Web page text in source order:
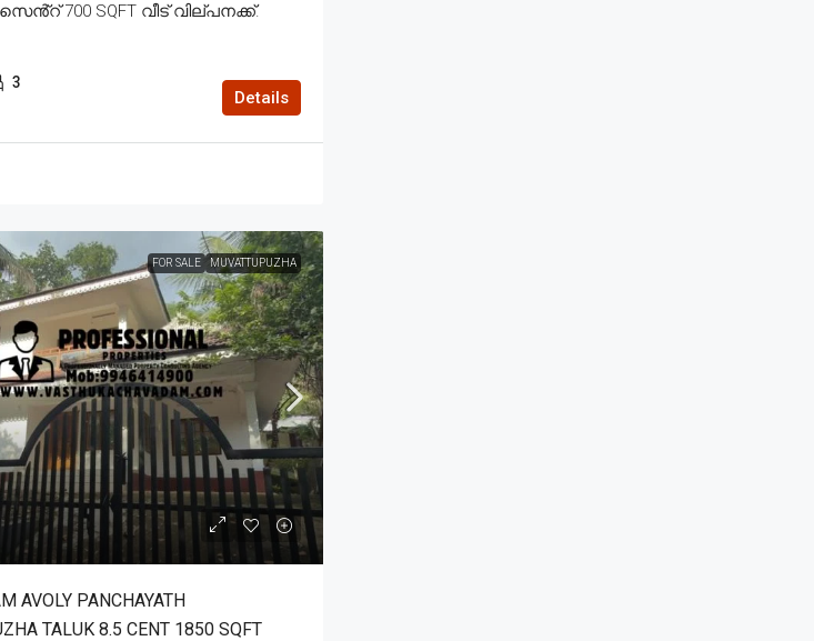
700 SQFT വീട് വില്പനക്ക്.
3
Details
FOR SALE MUVATTUPUZHA
AVOLY PANCHAYATH
TALUK 8.5 CENT 1850 SQFT